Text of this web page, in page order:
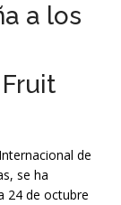
a los
de
se ha
24 de octubre